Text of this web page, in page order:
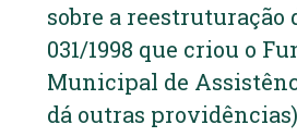
sobre a reestruturação
031/1998 que criou o
Municipal de
dá outras providências)